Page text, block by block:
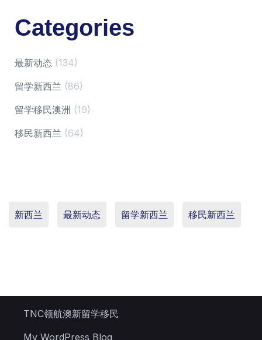
Categories
最新动态 (134)
留学新西兰 (86)
留学移民澳洲 (19)
移民新西兰 (64)
新西兰 最新动态 留学新西兰 移民新西兰
TNC领航澳新留学移民
My WordPress Blog